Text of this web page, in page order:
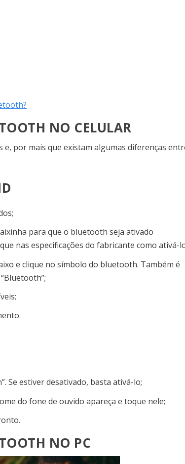
NO CELULAR
por mais que existam algumas diferenças
para que o bluetooth seja ativado
nas especificações do fabricante como ativá-
e clique no símbolo do bluetooth. Também é
Se estiver desativado, basta ativá-lo;
do fone de ouvido apareça e toque nele;
NO PC